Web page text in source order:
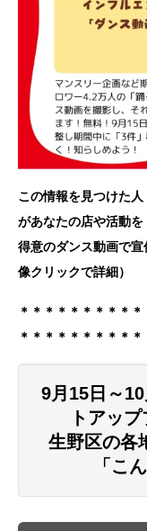
この情報を見つけた
があなたの店や活動を
得意のダンス動画で
像クリックで詳細）
＊＊＊＊＊＊＊＊＊
＊＊＊＊＊＊＊＊＊＊
9月15日～
トアッ
生野区の各
「こ